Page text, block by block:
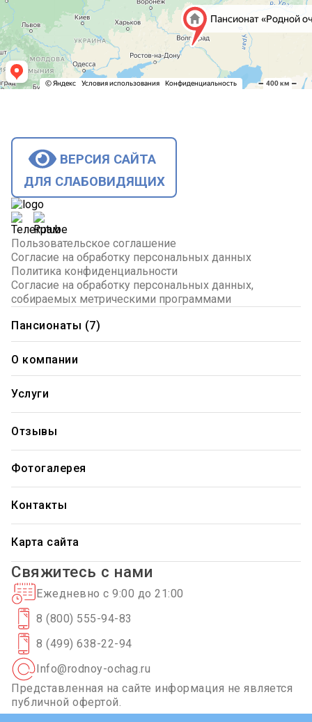
ВЕРСИЯ САЙТА
ДЛЯ СЛАБОВИДЯЩИХ
Пользовательское соглашение
Согласие на обработку персональных данных
Политика конфиденциальности
Согласие на обработку персональных данных,
собираемых метрическими программами
Пансионаты (7)
Пансионат "Щелково"
Пансионат "Лесное"
Пансионат "Озерный"
Пансионат в Волгограде
О компании
Отзывы
Стоимость услуг
Услуги для постояльцев
Порядок оформления
Госпрограмма ИППСУ
Услуги
Отзывы
Фотогалерея
Контакты
Карта сайта
Свяжитесь с нами
Ежедневно с 9:00 до 21:00
8 (800) 555-94-83
8 (499) 638-22-94
Info@rodnoy-ochag.ru
Представленная на сайте информация не является
публичной офертой.